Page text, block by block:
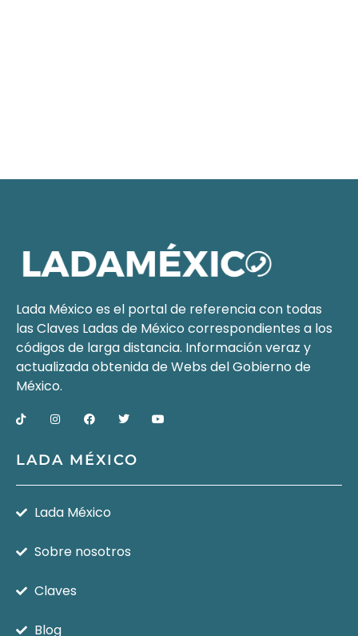
Lada México es el portal de referencia con todas
las Claves Ladas de México correspondientes a los
códigos de larga distancia. Información veraz y
actualizada obtenida de Webs delGobierno de
México.
LADA MÉXICO
Lada México
Sobre nosotros
Claves
Blog